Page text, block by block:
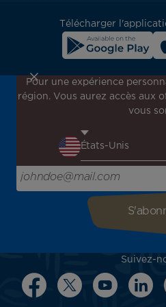
Télécharger
Inscrivez-vous à notre
Recevez en avant-première
l'inspiration pour votre
Saisissez votre adresse e-mail
Suivez-
Pour une expérience
région. Vous aurez accès aux
vous